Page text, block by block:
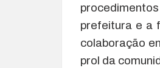
prefeitura e a
colaboração
prol da